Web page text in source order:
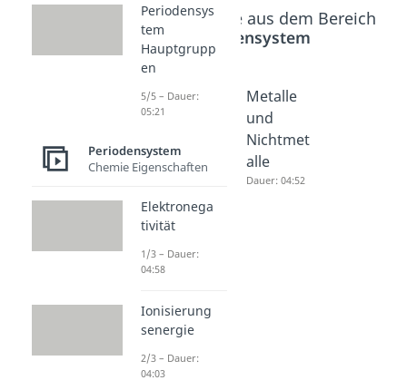
Beliebte Inhalte aus dem Bereich
Periodensystem
Dauer: 02:01
Metalle
Metalle
und
Nichtmet
alle
Dauer: 04:52
Periodensys
tem
Hauptgrupp
en
5/5 – Dauer:
05:21
Periodensystem
Chemie Eigenschaften
Elektronega
tivität
1/3 – Dauer:
04:58
Ionisierung
senergie
2/3 – Dauer:
04:03